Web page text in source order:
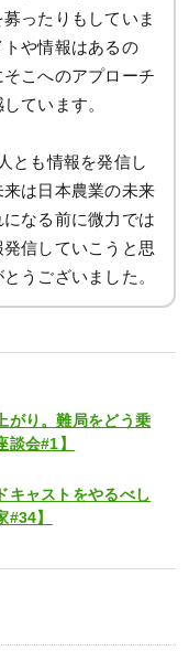
ったりもしていま
や情報はあるの
こへのアプローチ
ています。
とも情報を発信し
は日本農業の未来
なる前に微力では
信していこうと思
うございました。
がり。難局をどう乗
談会#1】
キャストをやるべし
#34】